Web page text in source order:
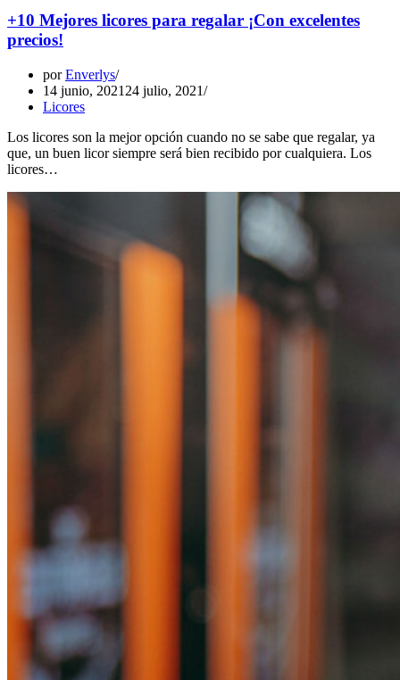
+10 Mejores licores para regalar ¡Con excelentes
precios!
porEnverlys
14 junio, 2021 24 julio, 2021
Licores
Los licores son la mejor opción cuando no se sabe que regalar, ya
que, un buen licor siempre será bien recibido por cualquiera. Los
licores…